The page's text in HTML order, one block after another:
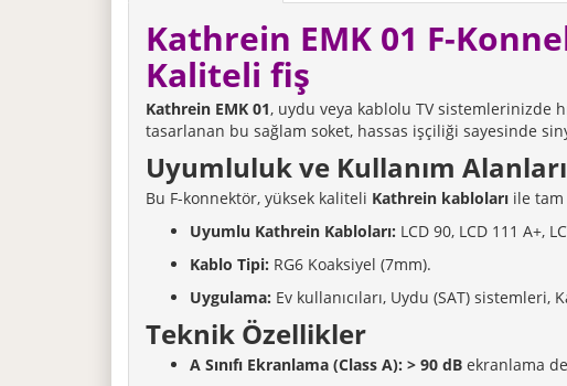
Kathrein EMK 01 F-
Kaliteli fiş
Kathrein EMK 01, uydu veya kablolu TV sistemlerinizde
tasarlanan bu sağlam soket, hassas işçiliği sayesinde
Uyumluluk ve Kullanım Alanları
Bu F-konnektör, yüksek kaliteli Kathrein kablolarıile tam
Uyumlu Kathrein Kabloları: LCD 90, LCD 111 A+,
Kablo Tipi: RG6 Koaksiyel (7mm).
Uygulama: Ev kullanıcıları, Uydu (SAT) sistemleri,
Teknik Özellikler
A Sınıfı Ekranlama (Class A): > 90 dBekranlama